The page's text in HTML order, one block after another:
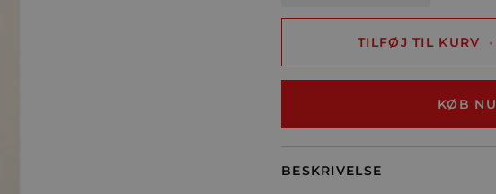
TILFØJ TIL KURV •
KØB NU
BESKRIVELSE